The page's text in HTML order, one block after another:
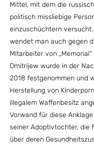
Mittel, mit dem die
politisch missliebige
einzuschüchtern versucht.
wendet man auch gegen
Mitarbeiter von
Dmitrijew wurde in der
2018 festgenommen und
Herstellung von
illegalem Waffenbesitz
Vorwand für diese
seiner Adoptivtochter, die
über deren